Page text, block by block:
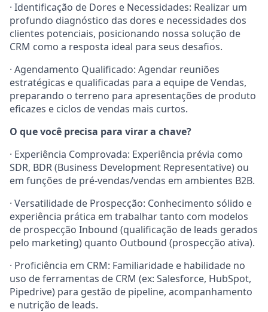
· Identificação de Dores e Necessidades: Realizar um
profundo diagnóstico das dores e necessidades dos
clientes potenciais, posicionando nossa solução de
CRM como a resposta ideal para seus desafios.
· Agendamento Qualificado: Agendar reuniões
estratégicas e qualificadas para a equipe de Vendas,
preparando o terreno para apresentações de produto
eficazes e ciclos de vendas mais curtos.
O que você precisa para virar a chave?
· Experiência Comprovada: Experiência prévia como
SDR, BDR (Business Development Representative) ou
em funções de pré-vendas/vendas em ambientes B2B.
· Versatilidade de Prospecção: Conhecimento sólido e
experiência prática em trabalhar tanto com modelos
de prospecção Inbound (qualificação de leads gerados
pelo marketing) quanto Outbound (prospecção ativa).
· Proficiência em CRM: Familiaridade e habilidade no
uso de ferramentas de CRM (ex: Salesforce, HubSpot,
Pipedrive) para gestão de pipeline, acompanhamento
e nutrição de leads.